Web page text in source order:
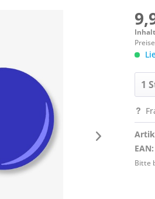
EAN:
Bitte